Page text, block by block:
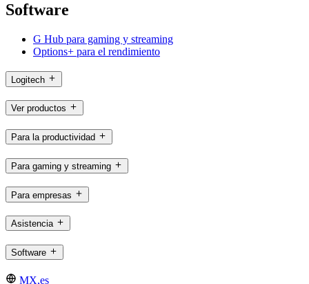
Software
G Hub para gaming y streaming
Options+ para el rendimiento
Logitech
Ver productos
Para la productividad
Para gaming y streaming
Para empresas
Asistencia
Software
MX,es